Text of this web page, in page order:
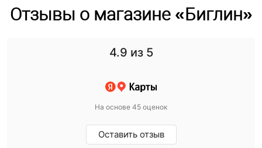
Отзывы о магазине «Биглин»
4.9 из 5
На основе 45 оценок
Оставить отзыв